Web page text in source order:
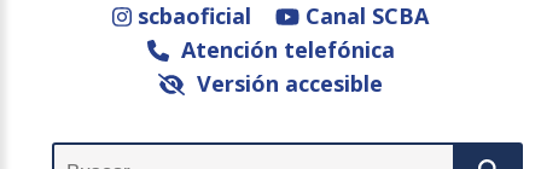
scbaoficial
Canal SCBA
Atención telefónica
Versión accesible